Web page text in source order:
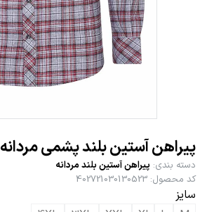
پیراهن آستین بلند پشمی مردانه
دسته بندی: پیراهن آستین بلند مردانه
کد محصول:
402721030130523
سایز